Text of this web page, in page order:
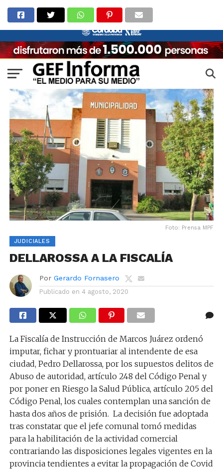
Foto: Prensa MPF
JUDICIALES
DELLAROSSA A LA FISCALÍA
Por Gerardo Fornasero
Publicado en 4 agosto, 2020
La Fiscalía de Instrucción de Marcos Juárez ordenó
imputar, fichar y prontuariar al intendente de esa
ciudad, Pedro Dellarossa, por los supuestos delitos de
Abuso de autoridad, artículo 248 del Código Penal y
por poner en Riesgo la Salud Pública, artículo 205 del
Código Penal, los cuales contemplan una sanción de
hasta dos años de prisión. La decisión fue adoptada
tras constatar que el jefe comunal tomó medidas
para la habilitación de la actividad comercial
contrariando las disposiciones legales vigentes en la
provincia tendientes a evitar la propagación de Covid